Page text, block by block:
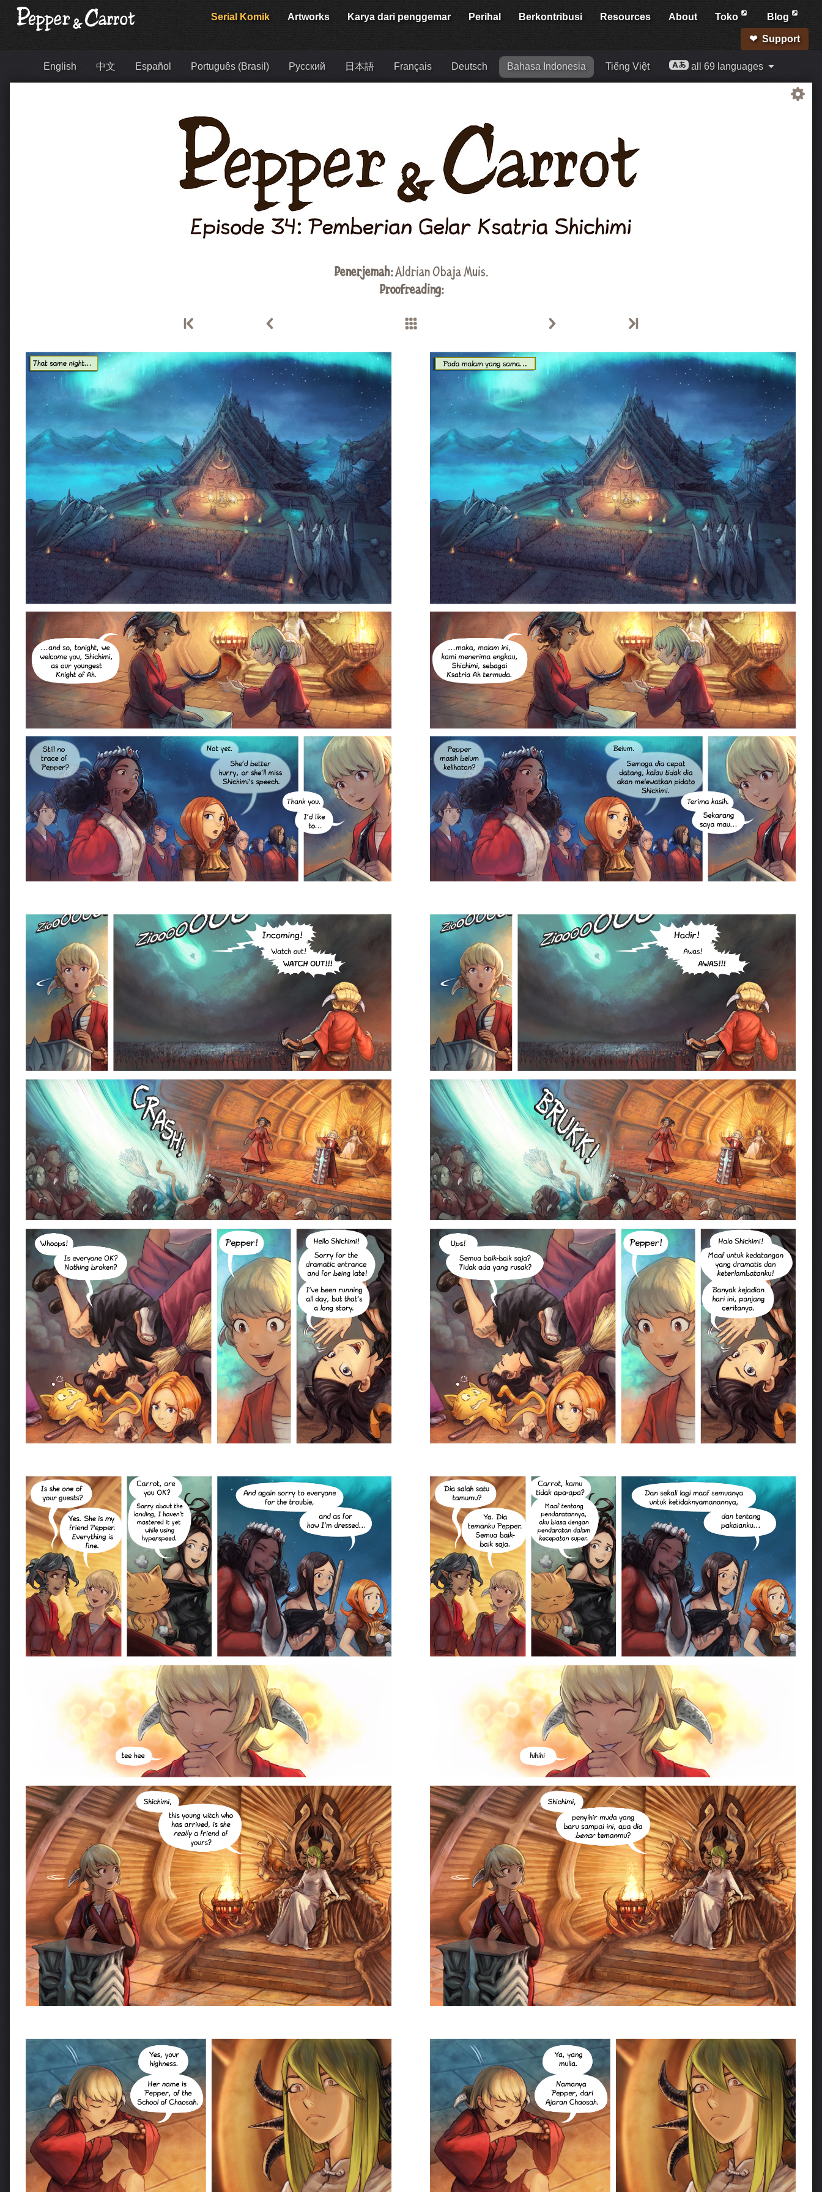
Serial Komik Artworks Karya dari penggemar Perihal Berkontribusi Resources About Toko Blog
Support
English 中文 Español Português (Brasil) Русский 日本語 Français Deutsch Bahasa Indonesia Tiếng Việt all 69 languages
Penerjemah:Aldrian Obaja Muis.
Proofreading: